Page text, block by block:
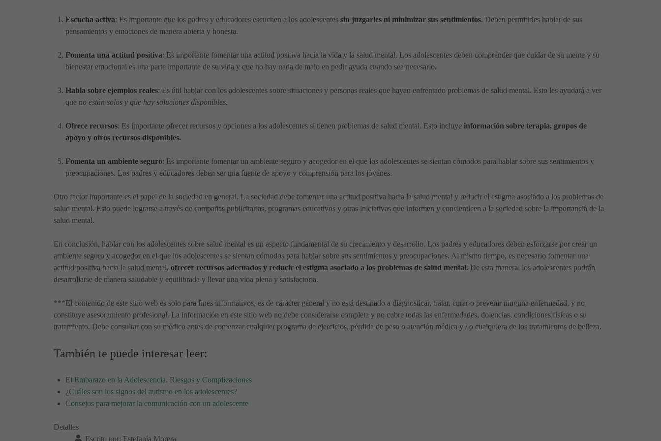
Escucha activa: Es importante que los padres y educadores escuchen a los adolescentes sin juzgarles ni minimizar sus sentimientos. Deben permitirles hablar de sus
pensamientos y emociones de manera abierta y honesta.
Fomenta una actitud positiva: Es importante fomentar una actitud positiva hacia la vida y la salud mental. Los adolescentes deben comprender que cuidar de su mente y su
bienestar emocional es una parte importante de su vida y que no hay nada de malo en pedir ayuda cuando sea necesario.
Habla sobre ejemplos reales: Es útil hablar con los adolescentes sobre situaciones y personas reales que hayan enfrentado problemas de salud mental. Esto les ayudará a ver
que no están solos y que hay soluciones disponibles.
Ofrece recursos: Es importante ofrecer recursos y opciones a los adolescentes si tienen problemas de salud mental. Esto incluye información sobre terapia, grupos de
apoyo y otros recursos disponibles.
Fomenta un ambiente seguro: Es importante fomentar un ambiente seguro y acogedor en el que los adolescentes se sientan cómodos para hablar sobre sus sentimientos y
preocupaciones. Los padres y educadores deben ser una fuente de apoyo y comprensión para los jóvenes.
Otro factor importante es el papel de la sociedad en general. La sociedad debe fomentar una actitud positiva hacia la salud mental y reducir el estigma asociado a los problemas de
salud mental. Esto puede lograrse a través de campañas publicitarias, programas educativos y otras iniciativas que informen y concienticen a la sociedad sobre la importancia de la
salud mental.
En conclusión, hablar con los adolescentes sobre salud mental es un aspecto fundamental de su crecimiento y desarrollo. Los padres y educadores deben esforzarse por crear un
ambiente seguro y acogedor en el que los adolescentes se sientan cómodos para hablar sobre sus sentimientos y preocupaciones. Al mismo tiempo, es necesario fomentar una
actitud positiva hacia la salud mental, ofrecer recursos adecuados y reducir el estigma asociado a los problemas de salud mental. De esta manera, los adolescentes podrán
desarrollarse de manera saludable y equilibrada y llevar una vida plena y satisfactoria.
***El contenido de este sitio web es solo para fines informativos, es de carácter general y no está destinado a diagnosticar, tratar, curar o prevenir ninguna enfermedad, y no
constituye asesoramiento profesional. La información en este sitio web no debe considerarse completa y no cubre todas las enfermedades, dolencias, condiciones físicas o su
tratamiento. Debe consultar con su médico antes de comenzar cualquier programa de ejercicios, pérdida de peso o atención médica y / o cualquiera de los tratamientos de belleza.
También te puede interesar leer:
El Embarazo en la Adolescencia. Riesgos y Complicaciones
¿Cuáles son los signos del autismo en los adolescentes?
Consejos para mejorar la comunicación con un adolescente
Detalles
Escrito por: Estefanía Morera